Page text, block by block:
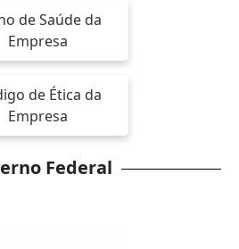
de Saúde da
Empresa
de Ética da
Empresa
Federal